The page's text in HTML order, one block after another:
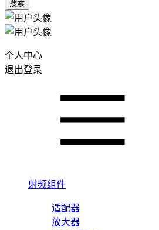
搜索
个人中心
退出登录
射频组件
适配器
放大器